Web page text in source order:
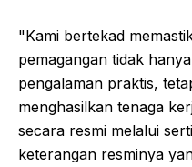
"Kami bertekad
pemagangan tidak
pengalaman praktis,
menghasilkan tenaga
secara resmi melalui
keterangan resminya